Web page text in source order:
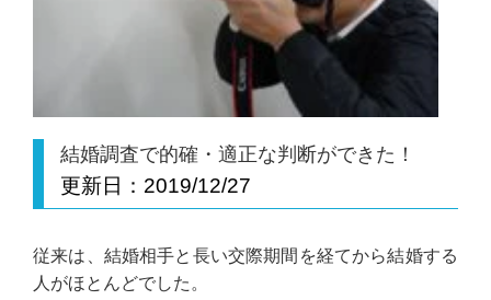
結婚調査で的確・適正な判断ができた！
更新日： 2019/12/27
従来は、結婚相手と長い交際期間を経てから結婚する
人がほとんどでした。